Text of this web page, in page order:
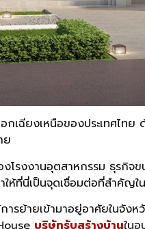
กเฉียงเหนือของประเทศไ
ย
รงงานอุตสาหกรรม ธุรกิจ
ำให้ที่นี่เป็นจุดเชื่อมต่อที่สำ
รย้ายเข้ามาอยู่อาศัยในจัง
บริษัทรับสร้างบ้านใน